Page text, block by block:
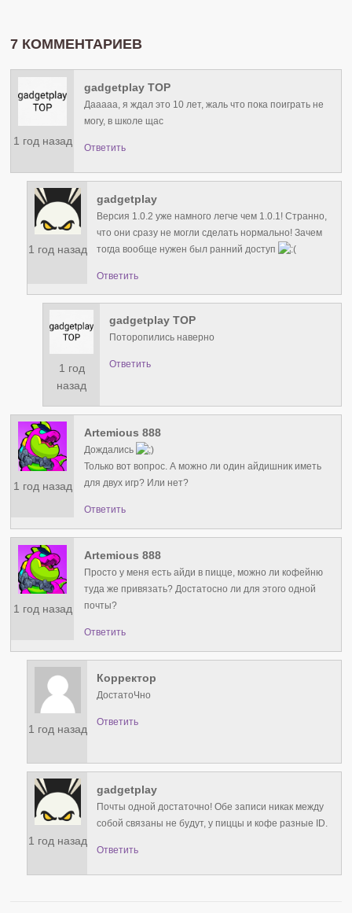
7 КОММЕНТАРИЕВ
1 год назад
gadgetplay TOP
Дааааа, я ждал это 10 лет, жаль что пока поиграть не
могу, в школе щас
Ответить
1 год назад
gadgetplay
Версия 1.0.2 уже намного легче чем 1.0.1! Странно,
что они сразу не могли сделать нормально! Зачем
тогда вообще нужен был ранний доступ
Ответить
1 год
назад
gadgetplay TOP
Поторопились наверно
Ответить
1 год назад
Artemious 888
Дождались
Только вот вопрос. А можно ли один айдишник иметь
для двух игр? Или нет?
Ответить
1 год назад
Artemious 888
Просто у меня есть айди в пицце, можно ли кофейню
туда же привязать? Достатосно ли для этого одной
почты?
Ответить
1 год назад
Корректор
ДостатоЧно
Ответить
1 год назад
gadgetplay
Почты одной достаточно! Обе записи никак между
собой связаны не будут, у пиццы и кофе разные ID.
Ответить